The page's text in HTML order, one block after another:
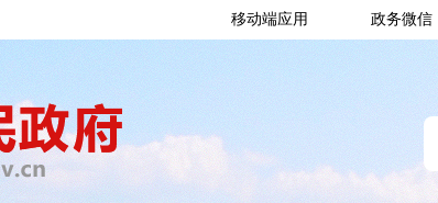
移动端应用 政务微信